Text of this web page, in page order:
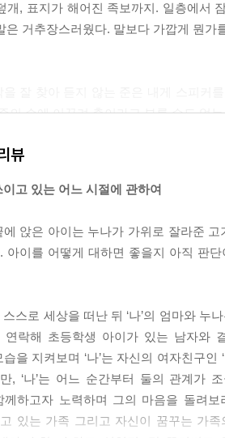
개, 표지가 해어진 족보까지. 일층에서
은 거추장스러웠다. 말보다 가깝게 뭔가
의 손에 이끌려 춤이라고 부를 수도 없
다.
일으켜세워 의자에 앉혔다.
들어줄걸. 같이 할걸. 그런 생각이 들어,
준은 물을 한 컵 마시곤 다시 말했다.
모포를 가져와 준의 무릎에 덮어줬다.
있었다.
185
는 사이 준은 리모컨을 손에 쥔 채 소파
난 두 인물이 하루를 함께 보내다가 자
뷰
이고 있는 어느 시절에 관하여
에 앉은 아이는 누나가 가위로 잘라준
아이를 어떻게 대하면 좋을지 아직 판
스스로 세상을 떠난 뒤 ‘나’의 엄마와
연락해 초등학생 아이가 있는 남자와
을 지켜보며 ‘나’는 자신의 여자친구
, ‘나’는 어느 순간부터 둘의 관계가
께하고자 노력하며 그의 마음을 돌려
있는 가족 그리고 자신이 꿈꾸는 가